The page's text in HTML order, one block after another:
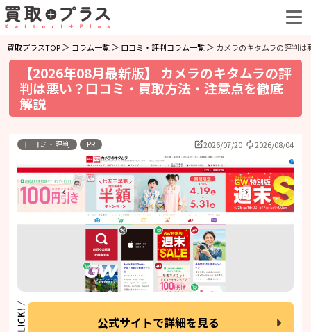
買取プラスTOP コラム一覧 口コミ・評判コラム一覧 カメラのキタムラの評判
【2026年08月最新版】 カメラのキタムラの評
判は悪い？口コミ・買取方法・注意点を徹底
解説
2026/07/20 2026/08/04
口コミ・評判 PR
公式サイトで詳細を見る